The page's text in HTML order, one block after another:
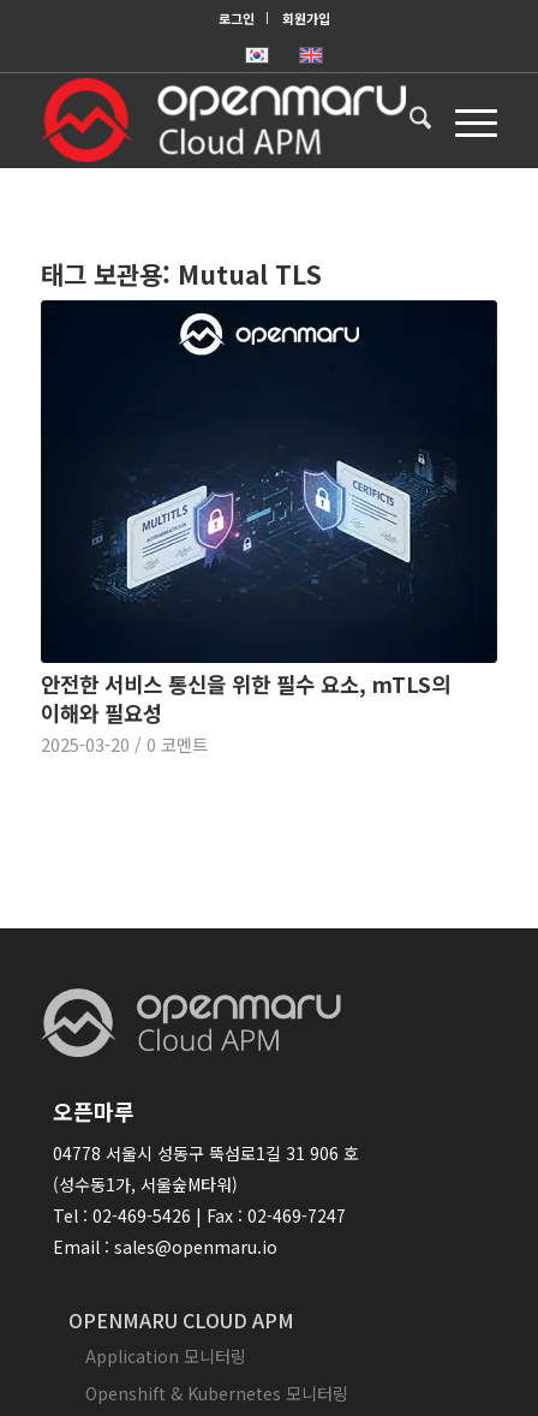
로그인 회원가입
태그 보관용: Mutual TLS
안전한 서비스 통신을 위한 필수 요소, mTLS의
이해와 필요성
2025-03-20 / 0 코멘트
오픈마루
04778 서울시 성동구 뚝섬로1길 31 906 호
(성수동1가, 서울숲M타워)
Tel : 02-469-5426 | Fax : 02-469-7247
Email : sales@openmaru.io
OPENMARU CLOUD APM
Application 모니터링
Openshift & Kubernetes 모니터링